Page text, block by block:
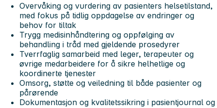
Overvåking og vurdering av pasienters helsetilstand,
med fokus på tidlig oppdagelse av endringer og
behov for tiltak
Trygg medisinhåndtering og oppfølging av
behandling i tråd med gjeldende prosedyrer
Tverrfaglig samarbeid med leger, terapeuter og
øvrige medarbeidere for å sikre helhetlige og
koordinerte tjenester
Omsorg, støtte og veiledning til både pasienter og
pårørende
Dokumentasjon og kvalitetssikring i pasientjournal og